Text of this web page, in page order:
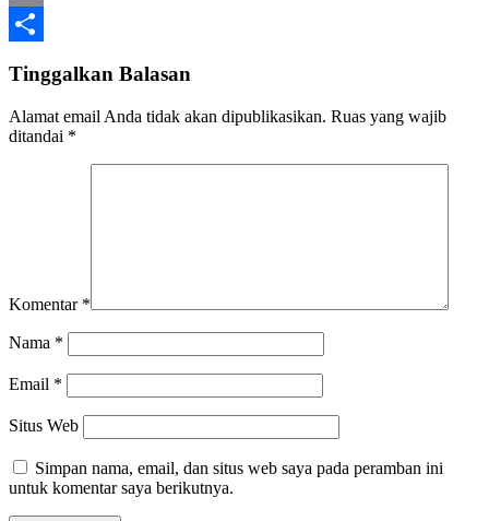
Email
Tinggalkan Balasan
Alamat email Anda tidak akan dipublikasikan. Ruas yang wajib
ditandai *
Komentar *
Nama *
Email *
Situs Web
Simpan nama, email, dan situs web saya pada peramban ini
untuk komentar saya berikutnya.